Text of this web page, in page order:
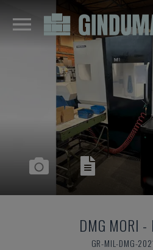
DMG MORI -
GR-MIL-DMG-